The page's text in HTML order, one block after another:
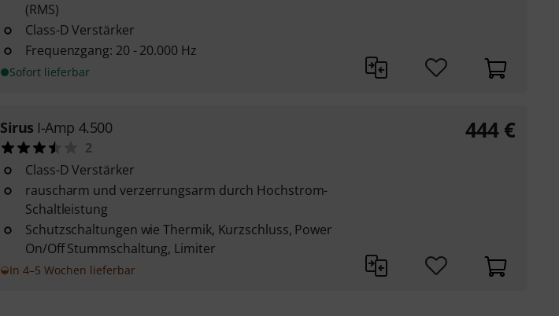
(RMS)
Class-D Verstärker
Frequenzgang: 20 - 20.000 Hz
Sofort lieferbar
Sirus I-Amp 4.500
2
Class-D Verstärker
rauscharm und verzerrungsarm durch Hochstrom-
Schaltleistung
Schutzschaltungen wie Thermik, Kurzschluss, Power
On/Off Stummschaltung, Limiter
In 4–5 Wochen lieferbar
444 €